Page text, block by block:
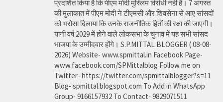
प्रदर्शित किया है कि पीएम मोदी मुस्लिम विरोधी नहीं है। 7 अगस्त
की मुलाकात में पीएम मोदी ने टीएमसी और शिवसेना से आए सांसदों
को भरोसा दिलाया कि उनके राजनीतिक हितों की रक्षा की जाएगी।
यानी वर्ष 2029 में होने वाले लोकसभा के चुनाव में यह सभी सांसद
भाजपा के उम्मीदवार होंगे। S.P.MITTAL BLOGGER ( 08-08-
2026) Website- www.spmittal.in Facebook Page-
www.facebook.com/SPMittalblog Follow me on
Twitter- https://twitter.com/spmittalblogger?s=11
Blog- spmittal.blogspot.com To Add in WhatsApp
Group- 9166157932 To Contact- 9829071511